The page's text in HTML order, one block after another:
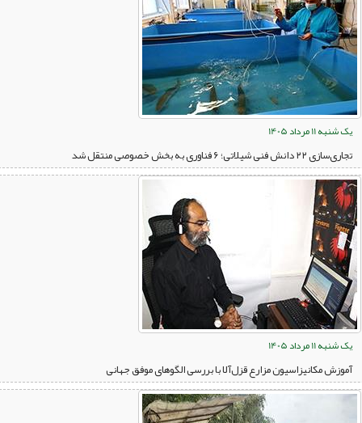
یک شنبه 11 مرداد 1405
تجاری‌سازی ۲۲ دانش فنی شیلاتی؛ ۶ فناوری به بخش خصوصی منتقل شد
یک شنبه 11 مرداد 1405
آموزش مکانیزاسیون مزارع قزل‌آلا با بررسی الگوهای موفق جهانی